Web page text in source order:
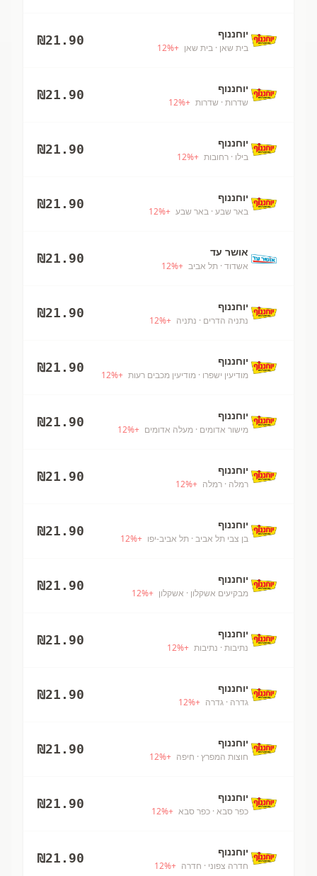
יוחננוף
בית שאן · בית שאן +
12%
₪21.90
יוחננוף
שדרות · שדרות +
12%
₪21.90
יוחננוף
בילו · רחובות +
12%
₪21.90
יוחננוף
באר שבע · באר שבע +
12%
₪21.90
אושר עד
אשדוד · תל אביב +
12%
₪21.90
יוחננוף
נתניה הדרים · נתניה +
12%
₪21.90
יוחננוף
מודיעין ישפרו · מודיעין מכבים רעות +
12%
₪21.90
יוחננוף
מישור אדומים · מעלה אדומים +
12%
₪21.90
יוחננוף
רמלה · רמלה +
12%
₪21.90
יוחננוף
בן צבי תל אביב · תל אביב-יפו +
12%
₪21.90
יוחננוף
מבקיעים אשקלון · אשקלון +
12%
₪21.90
יוחננוף
נתיבות · נתיבות +
12%
₪21.90
יוחננוף
גדרה · גדרה +
12%
₪21.90
יוחננוף
חוצות המפרץ · חיפה +
12%
₪21.90
יוחננוף
כפר סבא · כפר סבא +
12%
₪21.90
יוחננוף
חדרה צפוני · חדרה +
12%
₪21.90